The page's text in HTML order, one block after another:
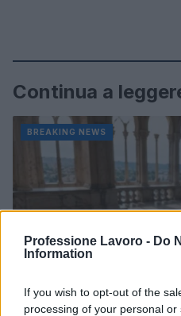
Professione Lavoro - Do
Information
If you wish to opt-out of the
processing of your personal
Continua a
BREAKING NEWS